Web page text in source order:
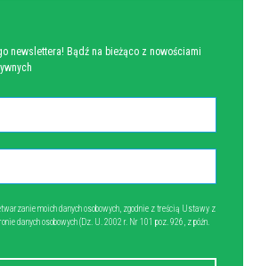
newslettera! Bądź na bieżąco z nowościami
moich danych osobowych, zgodnie z treścią Ustawy z
danych osobowych (Dz. U. 2002 r. Nr 101 poz. 926, z późn.